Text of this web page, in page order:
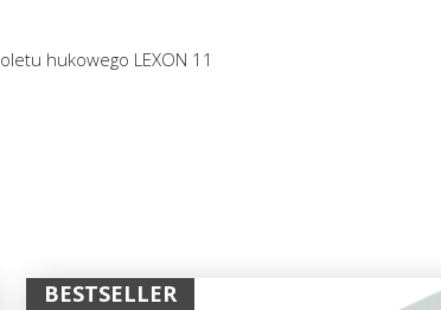
hukowego LEXON 11
BESTSELLER